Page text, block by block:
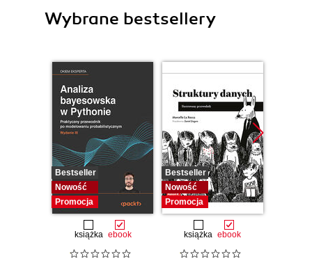
Wybrane bestsellery
Bestseller
Nowość
Promocja
książka ebook
Bestseller
Nowość
Promocja
książka ebook